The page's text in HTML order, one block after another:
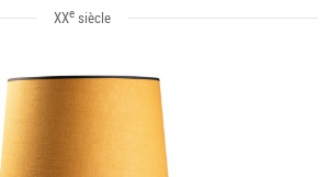
XXesiècle